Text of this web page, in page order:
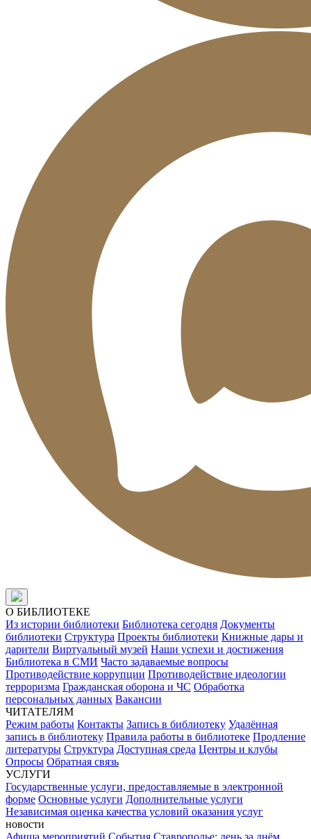
О БИБЛИОТЕКЕ
Из истории библиотеки Библиотека сегодня Документы
библиотеки Структура Проекты библиотеки Книжные дары и
дарители Виртуальный музей Наши успехи и достижения
Библиотека в СМИ Часто задаваемые вопросы
Противодействие коррупции Противодействие идеологии
терроризма Гражданская оборона и ЧС Обработка
персональных данных Вакансии
ЧИТАТЕЛЯМ
Режим работы Контакты Запись в библиотеку Удалённая
запись в библиотеку Правила работы в библиотеке Продление
литературы Структура Доступная среда Центры и клубы
Опросы Обратная связь
УСЛУГИ
Государственные услуги, предоставляемые в электронной
форме Основные услуги Дополнительные услуги
Независимая оценка качества условий оказания услуг
новости
Афиша мероприятий События Ставрополье: день за днём